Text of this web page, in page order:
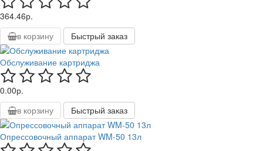
364.46р.
в корзину
Быстрый заказ
Обслуживание картриджа
0.00р.
в корзину
Быстрый заказ
Опрессовочный аппарат WM-50 13л